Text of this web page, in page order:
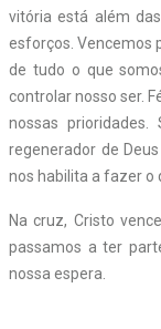
vitória está além
esforços. Vencemos
de tudo o que
controlar nosso ser.
nossas
regenerador de
nos habilita a fazer o
Na cruz, Cristo
passamos a ter
nossa espera.